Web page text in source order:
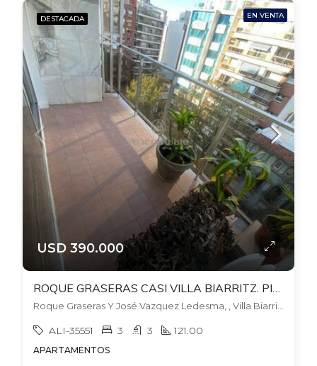
DESTACADA EN VENTA
USD 390.000
ALI-35551 3 3 121.00
APARTAMENTOS